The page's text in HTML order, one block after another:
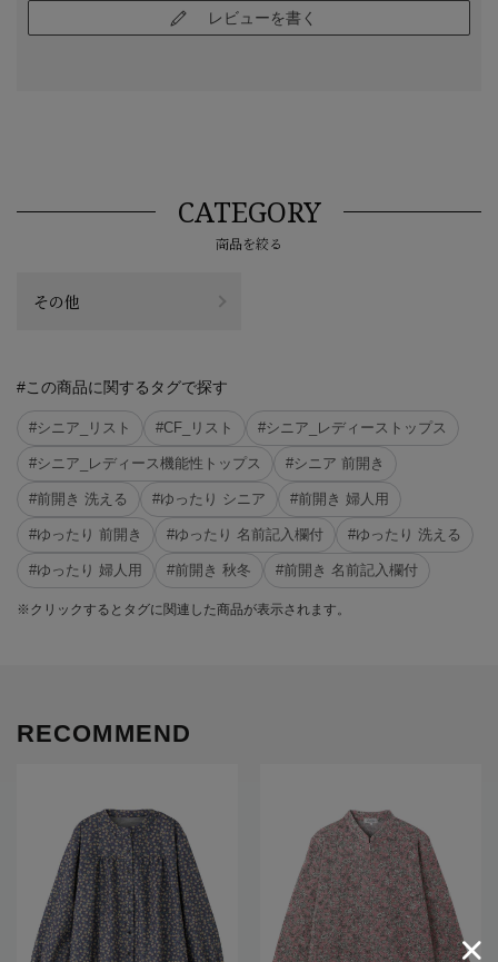
レビューを書く
CATEGORY
商品を絞る
その他
#この商品に関するタグで探す
#シニア_リスト #CF_リスト #シニア_レディーストップス
#シニア_レディース機能性トップス #シニア 前開き
#前開き 洗える #ゆったり シニア #前開き 婦人用
#ゆったり 前開き #ゆったり 名前記入欄付 #ゆったり 洗える
#ゆったり 婦人用 #前開き 秋冬 #前開き 名前記入欄付
※クリックするとタグに関連した商品が表示されます。
RECOMMEND